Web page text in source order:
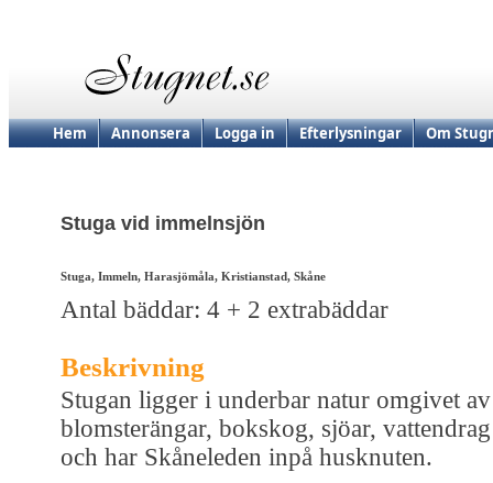
Hem Annonsera Logga in Efterlysningar Om
Stuga vid immelnsjön
Stuga, Immeln, Harasjömåla, Kristianstad, Skåne
Antal bäddar: 4 + 2 extrabäddar
Beskrivning
Stugan ligger i underbar natur omgivet av
blomsterängar, bokskog, sjöar, vattendrag
och har Skåneleden inpå husknuten.